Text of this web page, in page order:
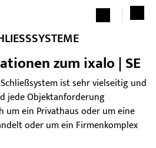
zum ixalo | SE
ist sehr vielseitig und
jede Objektanforderung
um ein Privathaus oder um eine
oder um ein Firmenkomplex